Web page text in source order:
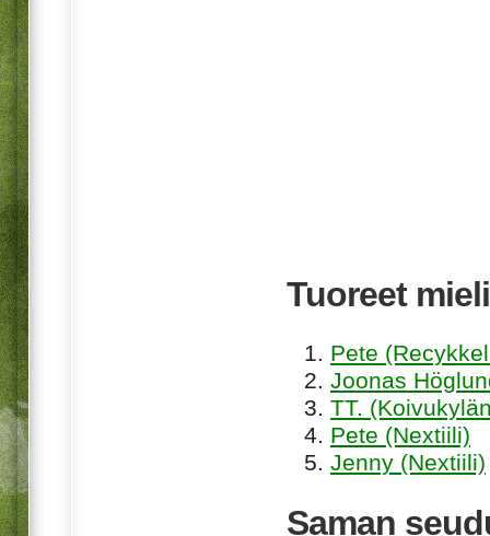
Tuoreet
Pete
Joonas
TT.
Pete (Nextiili)
Jenny (Nextiili)
Saman